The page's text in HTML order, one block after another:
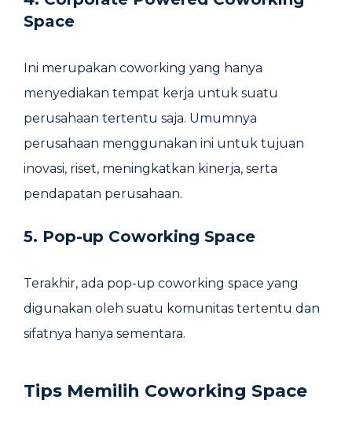
Space
Ini merupakan coworking yang hanya
menyediakan tempat kerja untuk suatu
perusahaan tertentu saja. Umumnya
perusahaan menggunakan ini untuk tujuan
inovasi, riset, meningkatkan kinerja, serta
pendapatan perusahaan.
5. Pop-up Coworking Space
Terakhir, ada pop-up coworking space yang
digunakan oleh suatu komunitas tertentu dan
sifatnya hanya sementara.
Tips Memilih Coworking Space